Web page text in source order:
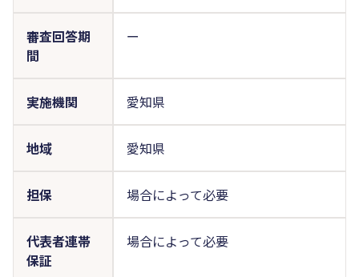
審査回答期
間
ー
実施機関 愛知県
地域 愛知県
担保 場合によって必要
代表者連帯
保証
場合によって必要